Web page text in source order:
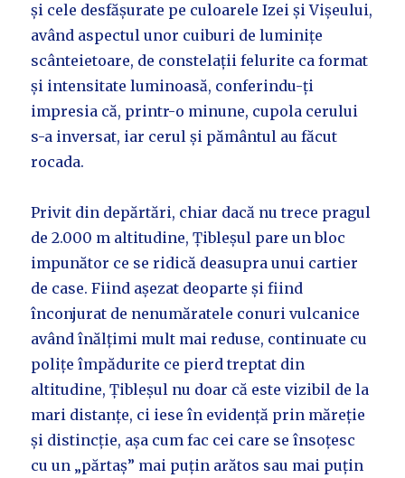
și cele desfășurate pe culoarele Izei și Vișeului,
având aspectul unor cuiburi de luminițe
scânteietoare, de constelații felurite ca format
și intensitate luminoasă, conferindu-ți
impresia că, printr-o minune, cupola cerului
s-a inversat, iar cerul și pământul au făcut
rocada.
Privit din depărtări, chiar dacă nu trece pragul
de 2.000 m altitudine, Țibleșul pare un bloc
impunător ce se ridică deasupra unui cartier
de case. Fiind așezat deoparte și fiind
înconjurat de nenumăratele conuri vulcanice
având înălțimi mult mai reduse, continuate cu
polițe împădurite ce pierd treptat din
altitudine, Țibleșul nu doar că este vizibil de la
mari distanțe, ci iese în evidență prin măreție
și distincție, așa cum fac cei care se însoțesc
cu un „părtaș” mai puțin arătos sau mai puțin